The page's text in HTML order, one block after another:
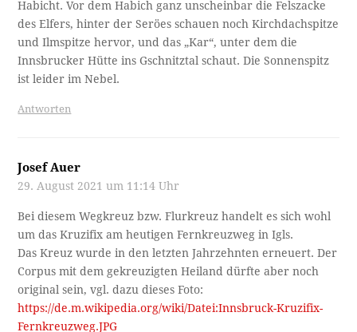
Habicht. Vor dem Habich ganz unscheinbar die Felszacke
des Elfers, hinter der Seröes schauen noch Kirchdachspitze
und Ilmspitze hervor, und das „Kar“, unter dem die
Innsbrucker Hütte ins Gschnitztal schaut. Die Sonnenspitz
ist leider im Nebel.
Antworten
Josef Auer
29. August 2021 um 11:14 Uhr
Bei diesem Wegkreuz bzw. Flurkreuz handelt es sich wohl
um das Kruzifix am heutigen Fernkreuzweg in Igls.
Das Kreuz wurde in den letzten Jahrzehnten erneuert. Der
Corpus mit dem gekreuzigten Heiland dürfte aber noch
original sein, vgl. dazu dieses Foto:
https://de.m.wikipedia.org/wiki/Datei:Innsbruck-Kruzifix-
Fernkreuzweg.JPG